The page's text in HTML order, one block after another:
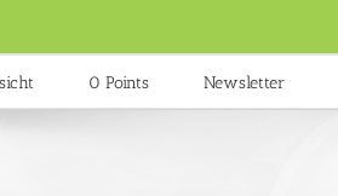
0 Points Newsletter